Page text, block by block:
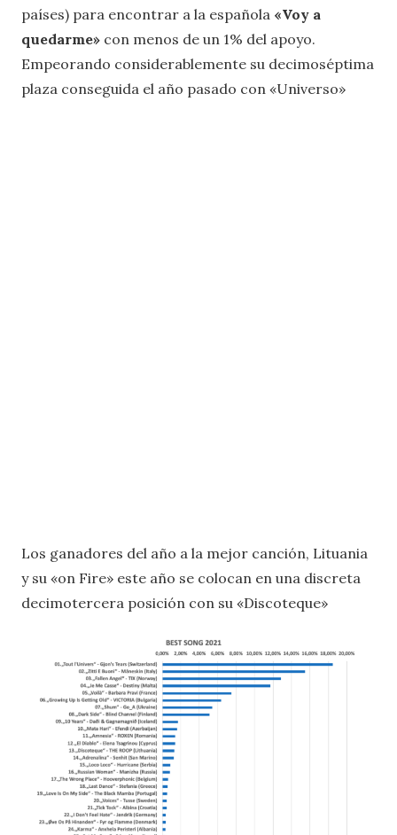
países) para encontrar a la española «Voy a
quedarme» con menos de un 1% del apoyo.
Empeorando considerablemente su decimoséptima
plaza conseguida el año pasado con «Universo»
Los ganadores del año a la mejor canción, Lituania
y su «on Fire» este año se colocan en una discreta
decimotercera posición con su «Discoteque»